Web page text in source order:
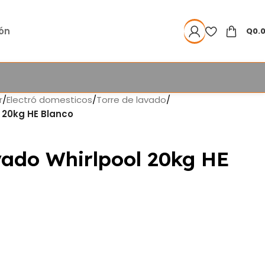
Q
/Electró domesticos/Torre de lavado/
HE Blanco
Whirlpool 20kg HE